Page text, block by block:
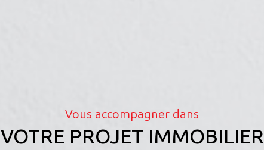
Vous accompagner dans
VOTRE PROJET IMMOBILIER